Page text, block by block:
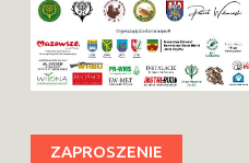
ZAPROSZENIE